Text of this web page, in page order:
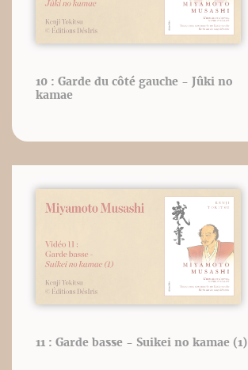
10 : Garde du côté gauche - Jûki no
kamae
11 : Garde basse - Suikei no kamae (1)